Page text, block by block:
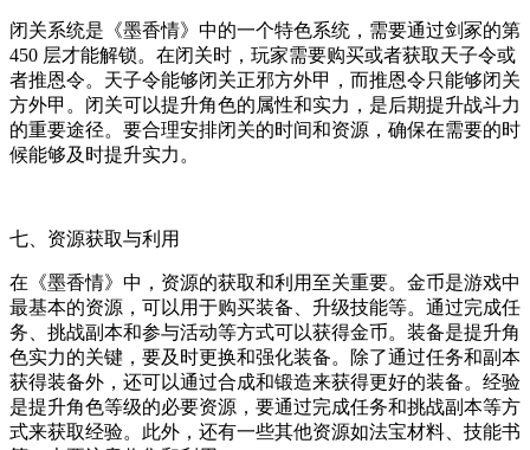
闭关系统是《墨香情》中的一个特色系统，需要通过剑冢的第
450 层才能解锁。在闭关时，玩家需要购买或者获取天子令或
者推恩令。天子令能够闭关正邪方外甲，而推恩令只能够闭关
方外甲。闭关可以提升角色的属性和实力，是后期提升战斗力
的重要途径。要合理安排闭关的时间和资源，确保在需要的时
候能够及时提升实力。
七、资源获取与利用
在《墨香情》中，资源的获取和利用至关重要。金币是游戏中
最基本的资源，可以用于购买装备、升级技能等。通过完成任
务、挑战副本和参与活动等方式可以获得金币。装备是提升角
色实力的关键，要及时更换和强化装备。除了通过任务和副本
获得装备外，还可以通过合成和锻造来获得更好的装备。经验
是提升角色等级的必要资源，要通过完成任务和挑战副本等方
式来获取经验。此外，还有一些其他资源如法宝材料、技能书